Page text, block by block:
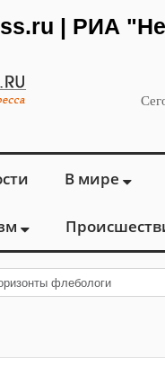
| РИА
В мире
флебологии: в